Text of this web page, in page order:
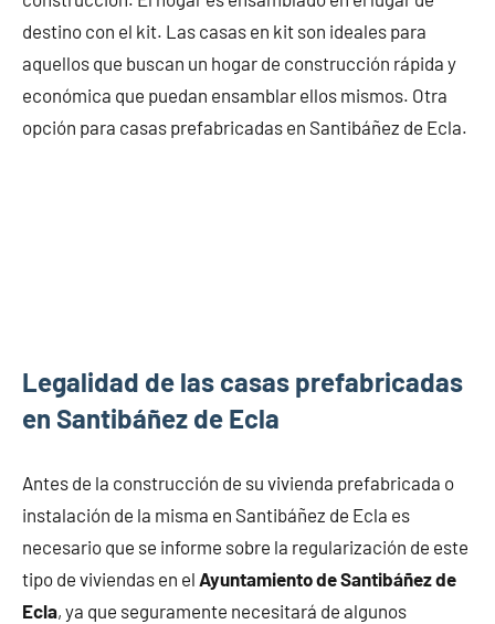
destino con el kit. Las casas en kit son ideales para
aquellos que buscan un hogar de construcción rápida y
económica que puedan ensamblar ellos mismos. Otra
opción para casas prefabricadas en Santibáñez de Ecla.
Legalidad de las casas prefabricadas
en Santibáñez de Ecla
Antes de la construcción de su vivienda prefabricada o
instalación de la misma en Santibáñez de Ecla es
necesario que se informe sobre la regularización de este
tipo de viviendas en el Ayuntamiento de Santibáñez de
Ecla, ya que seguramente necesitará de algunos